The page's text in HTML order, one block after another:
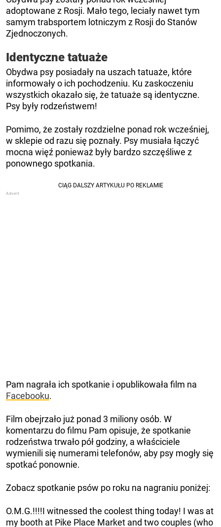
adoptowane z Rosji. Mało tego, leciały nawet tym
samym trabsportem lotniczym z Rosji do Stanów
Zjednoczonych.
Identyczne tatuaże
Obydwa psy posiadały na uszach tatuaże, które
informowały o ich pochodzeniu. Ku zaskoczeniu
wszystkich okazało się, że tatuaże są identyczne.
Psy były rodzeństwem!
Pomimo, że zostały rozdzielne ponad rok wcześniej,
w sklepie od razu się poznały. Psy musiała łączyć
mocna więź ponieważ były bardzo szczęśliwe z
ponownego spotkania.
Pam nagrała ich spotkanie i opublikowała film na
Facebooku.
Film obejrzało już ponad 3 miliony osób. W
komentarzu do filmu Pam opisuje, że spotkanie
rodzeństwa trwało pół godziny, a właściciele
wymienili się numerami telefonów, aby psy mogły się
spotkać ponownie.
Zobacz spotkanie psów po roku na nagraniu poniżej:
O.M.G.!!!!I witnessed the coolest thing today! I was at
my booth at Pike Place Market and two couples (who